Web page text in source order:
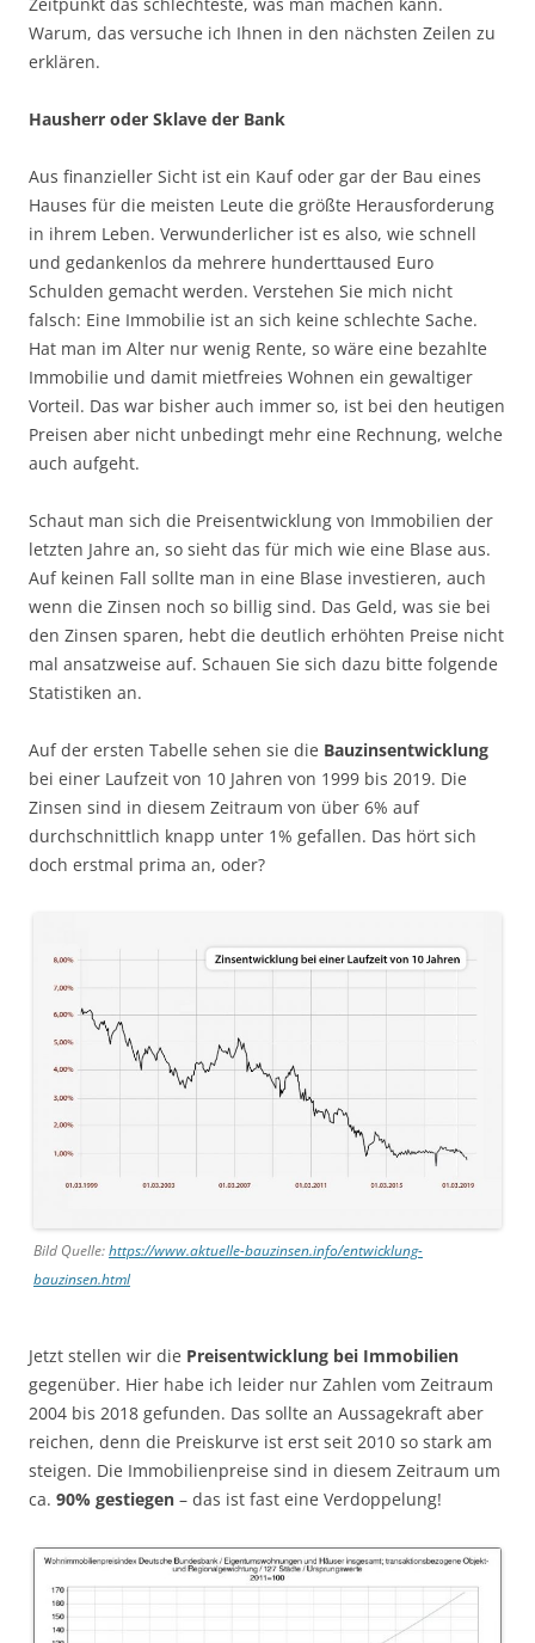
Warum, das versuche ich Ihnen in den nächsten Zeilen zu
erklären.
Hausherr oder Sklave der Bank
Aus finanzieller Sicht ist ein Kauf oder gar der Bau eines
Hauses für die meisten Leute die größte Herausforderung
in ihrem Leben. Verwunderlicher ist es also, wie schnell
und gedankenlos da mehrere hunderttaused Euro
Schulden gemacht werden. Verstehen Sie mich nicht
falsch: Eine Immobilie ist an sich keine schlechte Sache.
Hat man im Alter nur wenig Rente, so wäre eine bezahlte
Immobilie und damit mietfreies Wohnen ein gewaltiger
Vorteil. Das war bisher auch immer so, ist bei den heutigen
Preisen aber nicht unbedingt mehr eine Rechnung, welche
auch aufgeht.
Schaut man sich die Preisentwicklung von Immobilien der
letzten Jahre an, so sieht das für mich wie eine Blase aus.
Auf keinen Fall sollte man in eine Blase investieren, auch
wenn die Zinsen noch so billig sind. Das Geld, was sie bei
den Zinsen sparen, hebt die deutlich erhöhten Preise nicht
mal ansatzweise auf. Schauen Sie sich dazu bitte folgende
Statistiken an.
Auf der ersten Tabelle sehen sie die Bauzinsentwicklung
bei einer Laufzeit von 10 Jahren von 1999 bis 2019. Die
Zinsen sind in diesem Zeitraum von über 6% auf
durchschnittlich knapp unter 1% gefallen. Das hört sich
doch erstmal prima an, oder?
Bild Quelle:https://www.aktuelle-bauzinsen.info/entwicklung-
bauzinsen.html
Jetzt stellen wir die Preisentwicklung bei Immobilien
gegenüber. Hier habe ich leider nur Zahlen vom Zeitraum
2004 bis 2018 gefunden. Das sollte an Aussagekraft aber
reichen, denn die Preiskurve ist erst seit 2010 so stark am
steigen. Die Immobilienpreise sind in diesem Zeitraum um
ca. 90% gestiegen – das ist fast eine Verdoppelung!